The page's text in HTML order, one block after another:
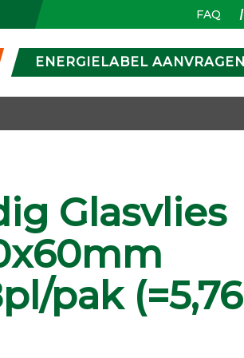
FAQ
ENERGIELABEL AANVRAGEN
Glasvlies
pak (=5,76